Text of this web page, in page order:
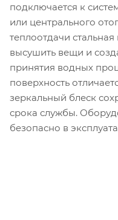
подключается к
или центрального
теплоотдачи
высушить вещи и
принятия водных
поверхность
зеркальный блеск
срока службы.
безопасно в